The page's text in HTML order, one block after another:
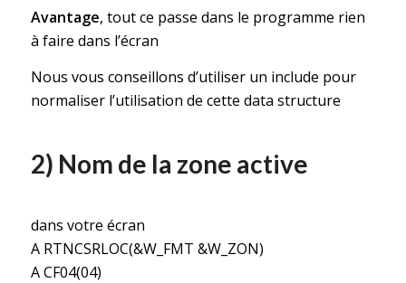
Avantage, tout ce passe dans le programme rien
à faire dans l’écran
Nous vous conseillons d’utiliser un include pour
normaliser l’utilisation de cette data structure
2) Nom de la zone active
dans votre écran
A RTNCSRLOC(&W_FMT &W_ZON)
A CF04(04)